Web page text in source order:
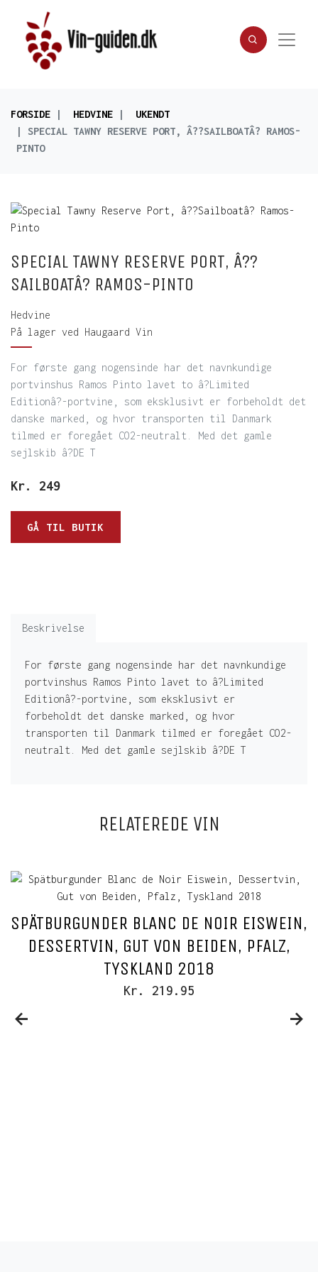
FORSIDE HEDVINE
UKENDT
SPECIAL TAWNY RESERVE PORT, Â??SAILBOATÂ? RAMOS-
PINTO
SPECIAL TAWNY RESERVE PORT, Â??
SAILBOATÂ? RAMOS-PINTO
Hedvine
På lager ved Haugaard Vin
For første gang nogensinde har det navnkundige
portvinshus Ramos Pinto lavet to â?Limited
Editionâ?-portvine, som eksklusivt er forbeholdt det
danske marked, og hvor transporten til Danmark
tilmed er foregået CO2-neutralt. Med det gamle
sejlskib â?DE T
Kr. 249
GÅ TIL BUTIK
Beskrivelse
For første gang nogensinde har det navnkundige
portvinshus Ramos Pinto lavet to â?Limited
Editionâ?-portvine, som eksklusivt er
forbeholdt det danske marked, og hvor
transporten til Danmark tilmed er foregået CO2-
neutralt. Med det gamle sejlskib â?DE T
RELATEREDE VIN
SPÄTBURGUNDER BLANC DE NOIR EISWEIN,
DESSERTVIN, GUT VON BEIDEN, PFALZ,
TYSKLAND 2018
Kr. 219.95